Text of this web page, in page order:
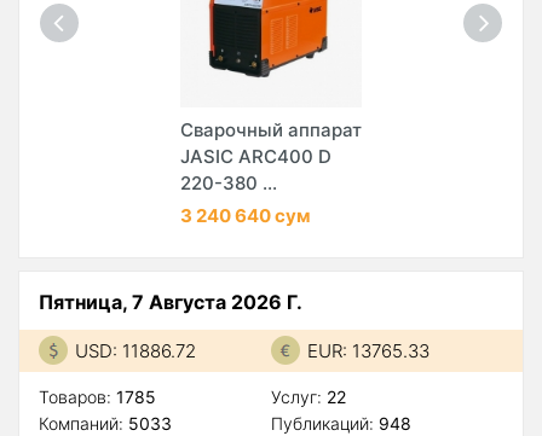
Сварочный аппарат
JASIC ARC400 D
220-380 ...
3 240 640 сум
Пятница, 7 Августа 2026 Г.
USD: 11886.72 EUR: 13765.33
Товаров: 1785
Компаний: 5033
Услуг: 22
Публикаций: 948